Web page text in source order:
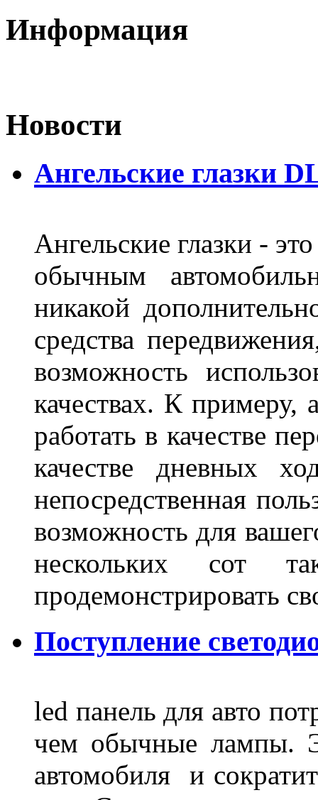
Информация
Новости
Ангельские глазки
Ангельские глазки -
обычным
никакой
средства
возможность
качествах. К примеру,
работать в качестве
качестве дневных
непосредственная
возможность для
нескольких
продемонстрировать
Поступление
led панель для авто
чем обычные лампы.
автомобиля и